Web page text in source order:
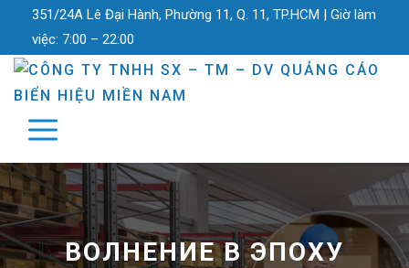
351/24A Lê Đại Hành, Phường 11, Q. 11, TP.HCM | Giờ làm
việc: 7:00 – 22:00
ВОЛНЕНИЕ В ЭПОХУ